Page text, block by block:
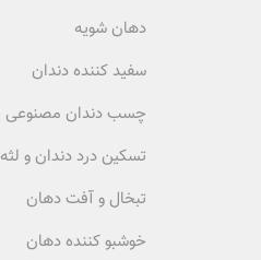
دهان شویه
سفید کننده دندان
چسب دندان مصنوعی
تسکین درد دندان و لثه
تبخال و آفت دهان
خوشبو کننده دهان